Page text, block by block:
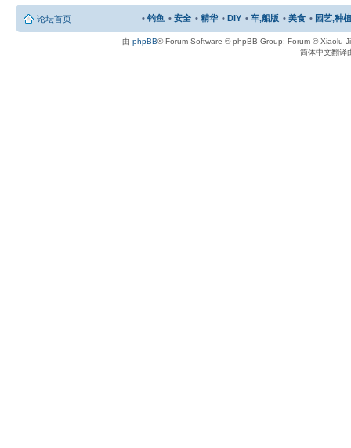
论坛首页 • 园艺,种
• 美食
• 车,船版
• DIY
• 精华
• 安全
• 钓鱼
由 phpBB® Forum Software © phpBB Group; Forum © Xiaolu
简体中文翻译